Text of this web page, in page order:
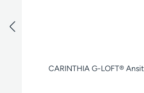
CARINTHIA G-LOFT®